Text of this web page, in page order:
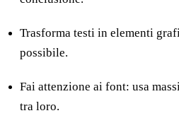
Trasforma testi in elementi
possibile.
Fai attenzione ai font: usa
tra loro.